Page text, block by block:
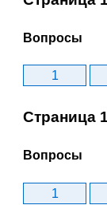
Вопросы
1
Страница
Вопросы
1